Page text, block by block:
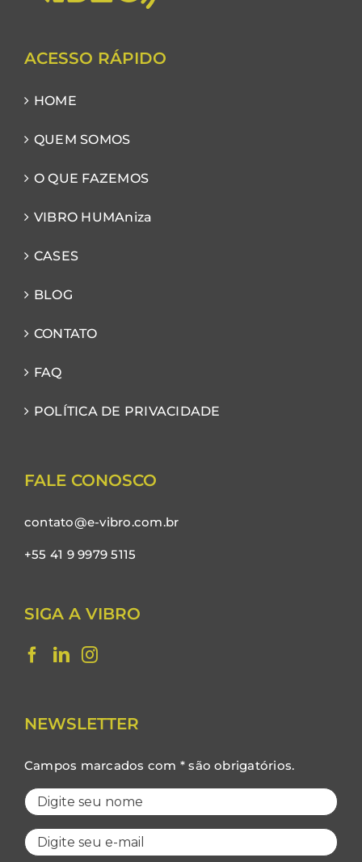
ACESSO RÁPIDO
HOME
QUEM SOMOS
O QUE FAZEMOS
VIBRO HUMAniza
CASES
BLOG
CONTATO
FAQ
POLÍTICA DE PRIVACIDADE
FALE CONOSCO
contato@e-vibro.com.br
+55 41 9 9979 5115
SIGA A VIBRO
NEWSLETTER
Campos marcados com * são obrigatórios.